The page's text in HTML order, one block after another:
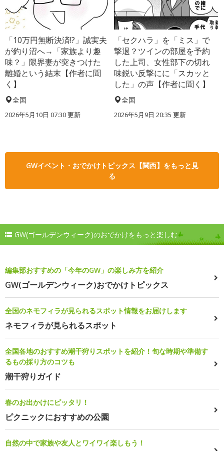
「10万円無断決済!?」誠実夫
が釣り沼へ→「家族より趣
味？」限界妻が突きつけた
離婚という結末【作者に聞
く】
全国
2026年5月10日 07:30 更新
「セクハラ」を「ミス」で
撃退？ツインの部屋を予約
した上司、女性部下の切れ
味鋭い反撃にに「スカッと
した」の声【作者に聞く】
全国
2026年5月9日 20:35 更新
GWイベント・おでかけトピックス【関西】をもっと見
る
GW(ゴールデンウィーク)のおでかけをもっと楽しむ
編集部おすすめの「今年のGW」の楽しみ方を紹介
GW(ゴールデンウィーク)おでかけトピックス
全国のネモフィラが見られるスポット情報をお届けします
ネモフィラが見られるスポット
全国各地のおすすめ潮干狩りスポットを紹介！旬な時期や準備す
るもの採り方のコツも
潮干狩りガイド
春のお出かけにピッタリ！
ピクニックにおすすめの公園
自然の中で家族や友人とワイワイ楽しもう！